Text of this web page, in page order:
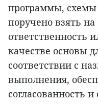
программы,
поручено взять
ответственность
качестве основы
соответствии с
выполнения,
согласованность